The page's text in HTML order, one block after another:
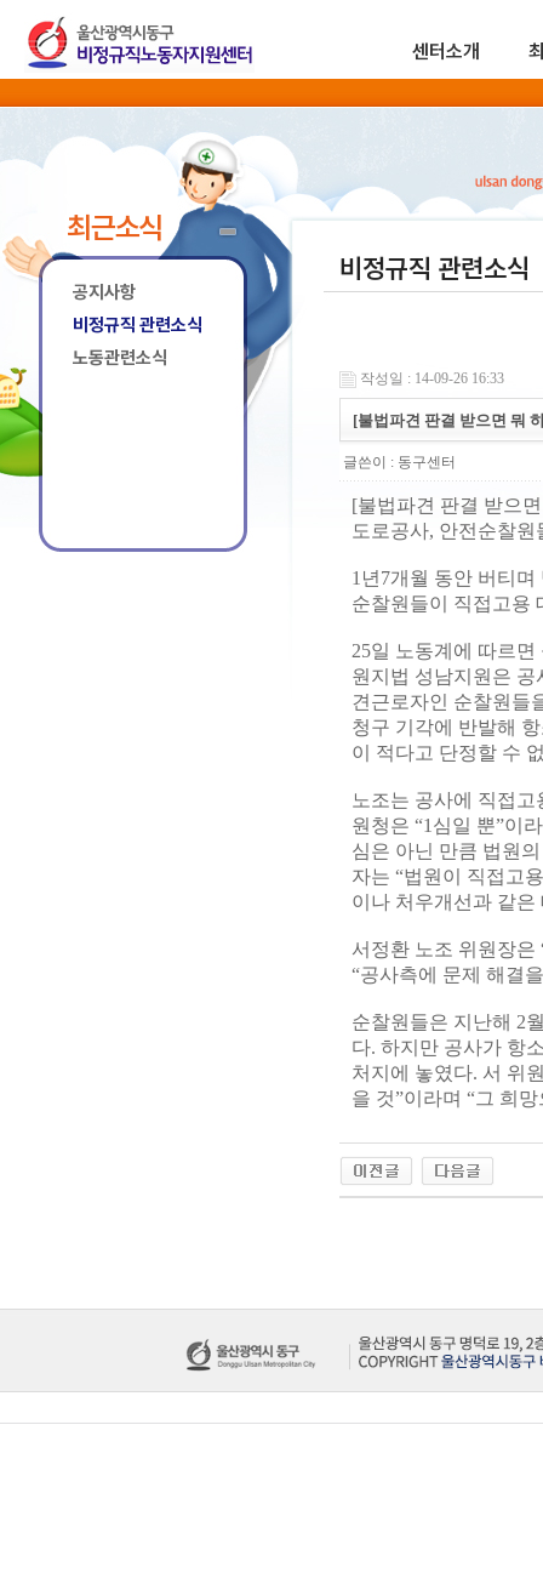
센터소개
최근소식
공지사항
비정규직 관련소식
노동관련소식
비정규직 관련소식
작성일 : 14-09-26 16:33
[불법파견 판결 받으면 뭐
글쓴이 : 동구센터
[불법파견 판결 받으
도로공사, 안전순찰
1년7개월 동안 버티
순찰원들이 직접고용
25일 노동계에 따르
원지법 성남지원은 공
견근로자인 순찰원들
청구 기각에 반발해
이 적다고 단정할 수
노조는 공사에 직접
원청은 “1심일 뿐”이
심은 아닌 만큼 법원
자는 “법원이 직접고
이나 처우개선과 같은
서정환 노조 위원장은
“공사측에 문제 해결
순찰원들은 지난해 2
다. 하지만 공사가 항
처지에 놓였다. 서 위
을 것”이라며 “그 희